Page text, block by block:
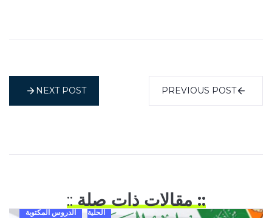
PREVIOUS POST
NEXT POST
:: مقالات ذات صلة::
الحلية الدروس المكتوبة